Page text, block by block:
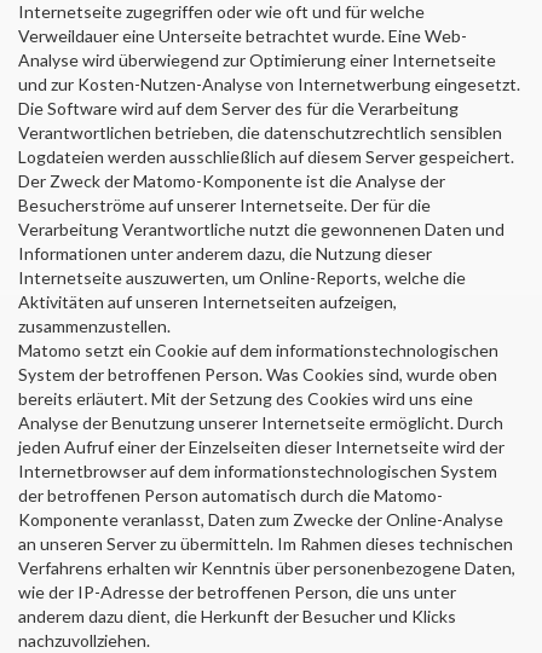
Internetseite zugegriffen oder wie oft und für welche
Verweildauer eine Unterseite betrachtet wurde. Eine Web-
Analyse wird überwiegend zur Optimierung einer Internetseite
und zur Kosten-Nutzen-Analyse von Internetwerbung eingesetzt.
Die Software wird auf dem Server des für die Verarbeitung
Verantwortlichen betrieben, die datenschutzrechtlich sensiblen
Logdateien werden ausschließlich auf diesem Server gespeichert.
Der Zweck der Matomo-Komponente ist die Analyse der
Besucherströme auf unserer Internetseite. Der für die
Verarbeitung Verantwortliche nutzt die gewonnenen Daten und
Informationen unter anderem dazu, die Nutzung dieser
Internetseite auszuwerten, um Online-Reports, welche die
Aktivitäten auf unseren Internetseiten aufzeigen,
zusammenzustellen.
Matomo setzt ein Cookie auf dem informationstechnologischen
System der betroffenen Person. Was Cookies sind, wurde oben
bereits erläutert. Mit der Setzung des Cookies wird uns eine
Analyse der Benutzung unserer Internetseite ermöglicht. Durch
jeden Aufruf einer der Einzelseiten dieser Internetseite wird der
Internetbrowser auf dem informationstechnologischen System
der betroffenen Person automatisch durch die Matomo-
Komponente veranlasst, Daten zum Zwecke der Online-Analyse
an unseren Server zu übermitteln. Im Rahmen dieses technischen
Verfahrens erhalten wir Kenntnis über personenbezogene Daten,
wie der IP-Adresse der betroffenen Person, die uns unter
anderem dazu dient, die Herkunft der Besucher und Klicks
nachzuvollziehen.